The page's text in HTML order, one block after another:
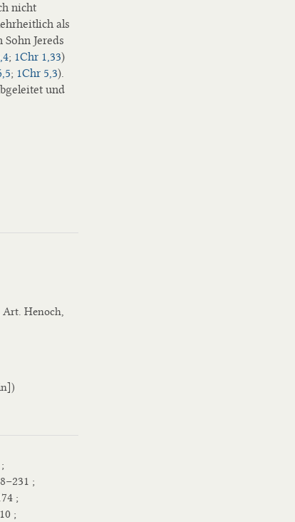
nicht
als
Jereds
; 1Chr 1,33)
; 1Chr 5,3).
und
Art. Henoch,
;
;
;